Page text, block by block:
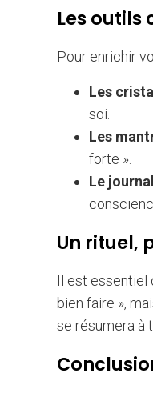
Les
Pour enrichir
Les
soi.
Les
forte ».
Le
Un rituel,
Il est essentiel
bien faire »,
se résumera à